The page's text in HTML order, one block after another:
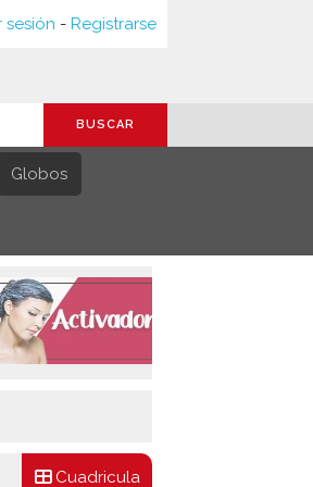
sesión - Registrarse
Globos
Cuadricula